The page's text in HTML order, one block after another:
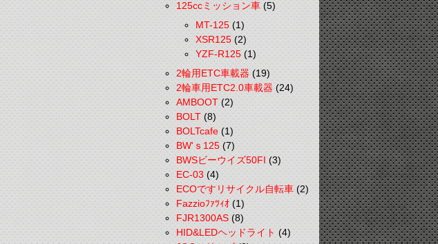
125ccミッション車(5)
MT-125(1)
XSR125(2)
YZF-R125(1)
2輪用ETC車載器(19)
2輪車用ETC2.0車載器(24)
AMBOOT(2)
BOLT(8)
BOLTcafe(1)
BW'ｓ125(7)
BWSビーウイズ50FI(3)
EC-03(4)
ECOですリサイクル自転車(2)
Fazzioﾌｧﾂｨｵ(1)
FJR1300AS(8)
HID&LEDヘッドライト(4)